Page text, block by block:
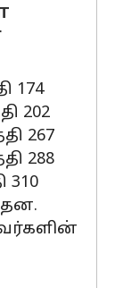
174
202
267
288
310